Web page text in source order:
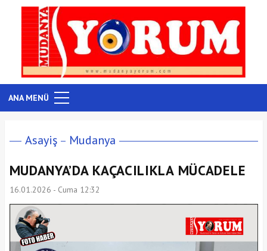
ANA MENÜ
Asayiş Mudanya
MUDANYA’DA KAÇACILIKLA MÜCADELE
16.01.2026 - Cuma 12:32